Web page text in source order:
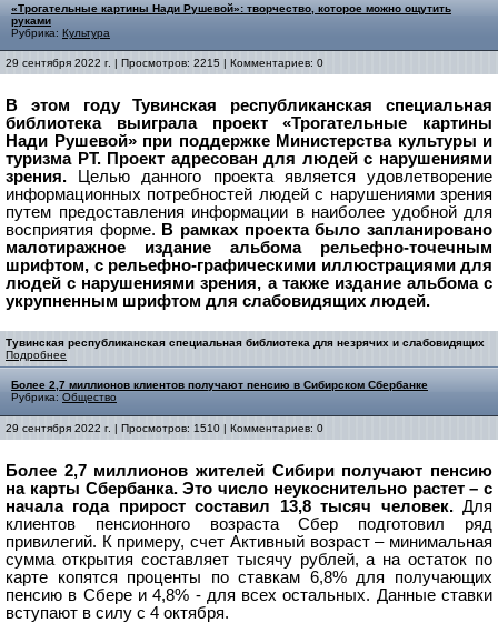
«Трогательные картины Нади Рушевой»: творчество, которое можно ощутить
руками
Рубрика: Культура
29 сентября 2022 г. | Просмотров: 2215 | Комментариев: 0
В этом году Тувинская республиканская специальная
библиотека выиграла проект «Трогательные картины
Нади Рушевой» при поддержке Министерства культуры и
туризма РТ. Проект адресован для людей с нарушениями
зрения.
Целью данного проекта является удовлетворение
информационных потребностей людей с нарушениями зрения
путем предоставления информации в наиболее удобной для
восприятия форме. В рамках проекта было запланировано
малотиражное издание альбома рельефно-точечным
шрифтом, с рельефно-графическими иллюстрациями для
людей с нарушениями зрения, а также издание альбома с
укрупненным шрифтом для слабовидящих людей.
Тувинская республиканская специальная библиотека для незрячих и слабовидящих
Подробнее
Более 2,7 миллионов клиентов получают пенсию в Сибирском Сбербанке
Рубрика: Общество
29 сентября 2022 г. | Просмотров: 1510 | Комментариев: 0
Более 2,7 миллионов жителей Сибири получают пенсию
на карты Сбербанка. Это число неукоснительно растет – с
начала года прирост составил 13,8 тысяч человек. Для
клиентов пенсионного возраста Сбер подготовил ряд
привилегий. К примеру, счет Активный возраст – минимальная
сумма открытия составляет тысячу рублей, а на остаток по
карте копятся проценты по ставкам 6,8% для получающих
пенсию в Сбере и 4,8% - для всех остальных. Данные ставки
вступают в силу с 4 октября.